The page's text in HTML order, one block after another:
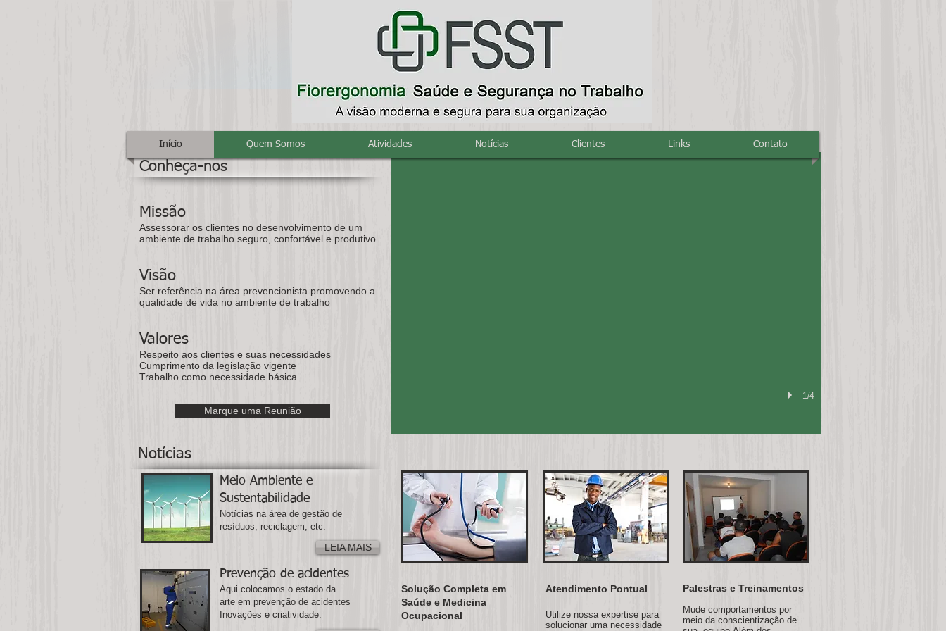
Conheça-nos
Missão
Assessorar os clientes no desenvolvimento de um
ambiente de trabalho seguro, confortável e produtivo.
Visão
Ser referência na área prevencionista promovendo a
qualidade de vida no ambiente de trabalho
Valores
Respeito aos clientes e suas necessidades
Cumprimento da legislação vigente
Trabalho como necessidade básica
Marque uma Reunião
Atendimento às NRs
Segurança e adequação à Legislação Vigente
1/4
Notícias
Meio Ambiente e
Sustentabilidade
Notícias na área de gestão de
resíduos, reciclagem, etc.
LEIA MAIS
Prevenção de acidentes
Aqui colocamos o estado da
arte em prevenção de acidentes
Inovações e criatividade.
Solução Completa em
Saúde e Medicina
Ocupacional
Atendimento Pontual
Utilize nossa expertise para
solucionar uma necessidade
Palestras e Treinamentos
Mude comportamentos por
meio da conscientização de
Início Quem Somos Atividades Notícias Clientes Links Contato